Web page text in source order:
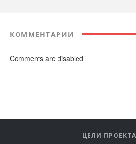
КОММЕНТАРИИ
Comments are disabled
ЦЕЛИ ПРОЕКТА